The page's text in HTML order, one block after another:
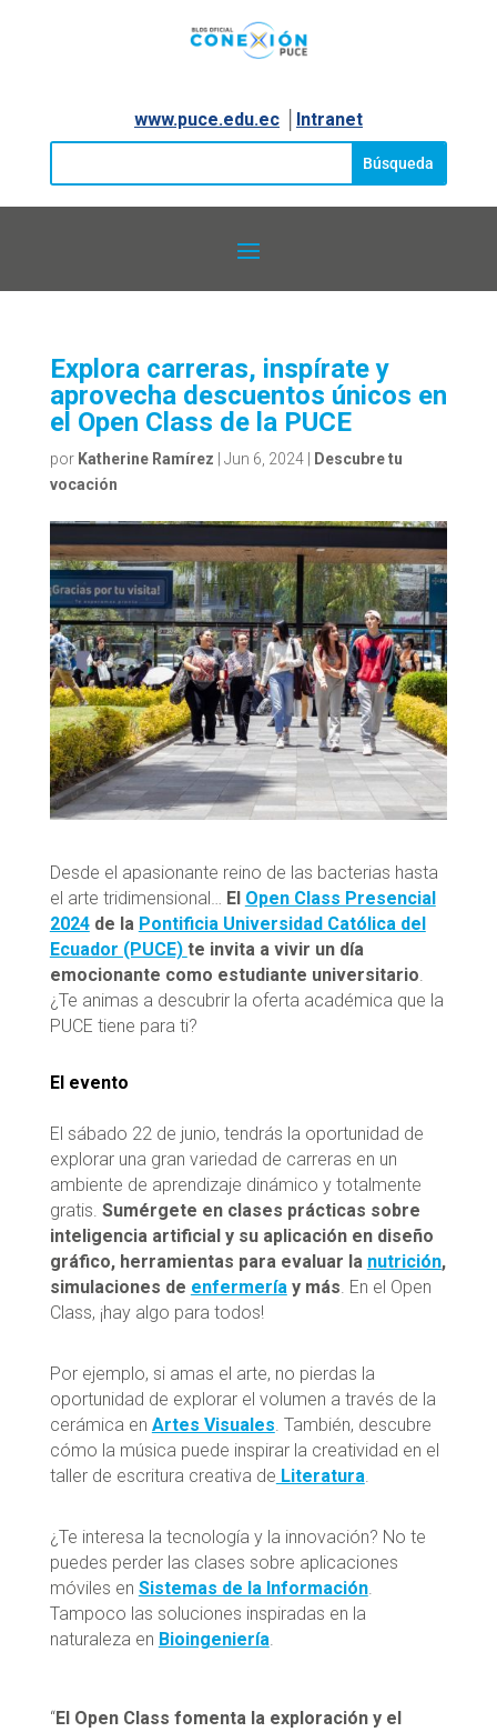
www.puce.edu.ec│ Intranet
Explora carreras, inspírate y
aprovecha descuentos únicos en
el Open Class de la PUCE
por Katherine Ramírez Jun 6, 2024|
Descubre tu
vocación
Desde el apasionante reino de las bacterias hasta
el arte tridimensional… El Open Class Presencial
2024de la Pontificia Universidad Católica del
Ecuador (PUCE) te invita a vivir un día
emocionante como estudiante universitario.
¿Te animas a descubrir la oferta académica que la
PUCE tiene para ti?
El evento
El sábado 22 de junio, tendrás la oportunidad de
explorar una gran variedad de carreras en un
ambiente de aprendizaje dinámico y totalmente
gratis. Sumérgete en clases prácticas sobre
inteligencia artificial y su aplicación en diseño
gráfico, herramientas para evaluar la nutrición,
simulaciones de enfermeríay más. En el Open
Class, ¡hay algo para todos!
Por ejemplo, si amas el arte, no pierdas la
oportunidad de explorar el volumen a través de la
cerámica en Artes Visuales. También, descubre
cómo la música puede inspirar la creatividad en el
taller de escritura creativa de Literatura.
¿Te interesa la tecnología y la innovación? No te
puedes perder las clases sobre aplicaciones
móviles en Sistemas de la Información.
Tampoco las soluciones inspiradas en la
naturaleza en Bioingeniería.
“El Open Class fomenta la exploración y el